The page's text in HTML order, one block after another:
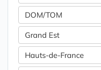
DOM/TOM
Grand Est
Hauts-de-France